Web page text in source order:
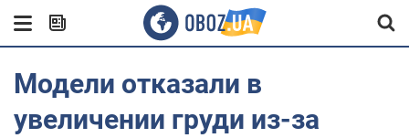
Модели отказали в
увеличении груди из-за